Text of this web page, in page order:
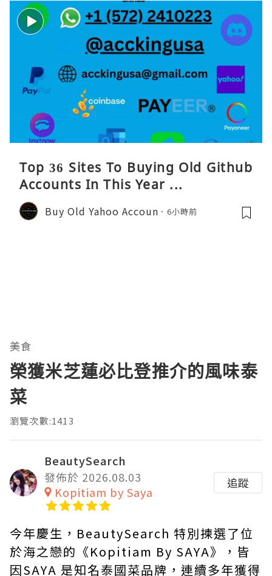
Top 36 Sites To Buying Old Github
Accounts In This Year ...
Buy Old Yahoo Accoun 6小時前
美食
榮獲米芝蓮必比登推介的風味泰
菜
瀏覽次數:1413
BeautySearch
發佈於 2026.08.03
Kopitiam by Saya
追蹤
今年慶生，BeautySearch 特別揀選了位
於海之戀的《Kopitiam By SAYA》，皆
因SAYA 是知名泰國菜品牌，連續多年獲得